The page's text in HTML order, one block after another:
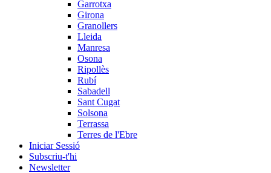
Garrotxa
Girona
Granollers
Lleida
Manresa
Osona
Ripollès
Rubí
Sabadell
Sant Cugat
Solsona
Terrassa
Terres de l'Ebre
Iniciar Sessió
Subscriu-t'hi
Newsletter